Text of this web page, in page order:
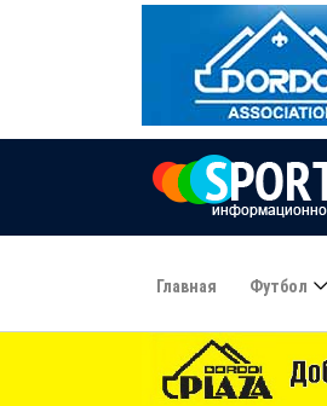
Главная Футбол